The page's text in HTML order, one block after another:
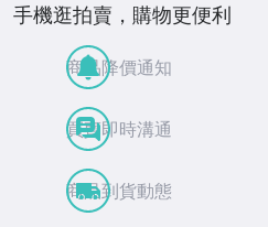
手機逛拍賣，購物更便利
商品降價通知
買賣即時溝通
商品到貨動態